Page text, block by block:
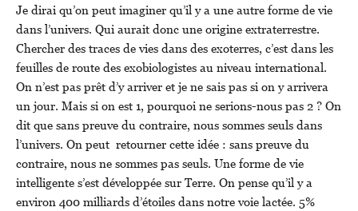
Je dirai qu’on peut imaginer qu’il y a une autre forme de vie
dans l’univers. Qui aurait donc une origine extraterrestre.
Chercher des traces de vies dans des exoterres, c’est dans les
feuilles de route des exobiologistes au niveau international.
On n’est pas prêt d’y arriver et je ne sais pas si on y arrivera
un jour. Mais si on est 1, pourquoi ne serions-nous pas 2 ? On
dit que sans preuve du contraire, nous sommes seuls dans
l’univers. On peut retourner cette idée : sans preuve du
contraire, nous ne sommes pas seuls. Une forme de vie
intelligente s’est développée sur Terre. On pense qu’il y a
environ 400 milliards d’étoiles dans notre voie lactée. 5%